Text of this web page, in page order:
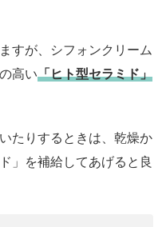
すが、シフォンクリーム
高い「ヒト型セラミド」
たりするときは、乾燥か
」を補給してあげると良